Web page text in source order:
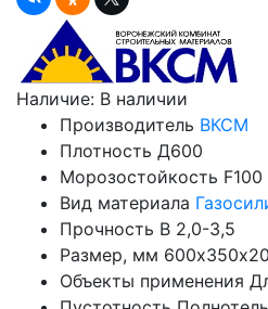
Наличие: В наличии
Производитель ВКСМ
Плотность Д600
Морозостойкость F100
Вид материала
Прочность B 2,0-3,5
Размер, мм
Объекты применения